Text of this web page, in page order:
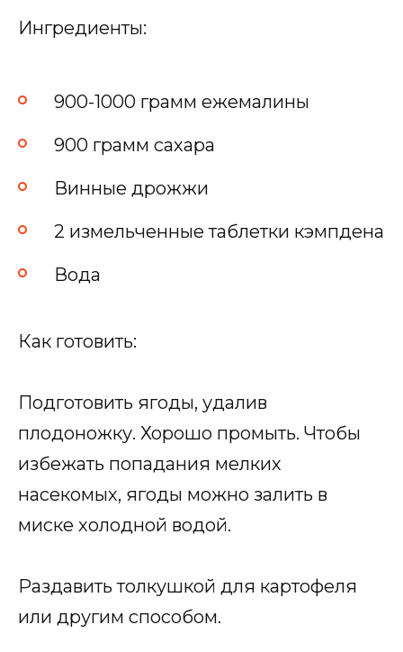
Ингредиенты:
900-1000 грамм ежемалины
900 грамм сахара
Винные дрожжи
2 измельченные таблетки кэмпдена
Вода
Как готовить:
Подготовить ягоды, удалив
плодоножку. Хорошо промыть. Чтобы
избежать попадания мелких
насекомых, ягоды можно залить в
миске холодной водой.
Раздавить толкушкой для картофеля
или другим способом.